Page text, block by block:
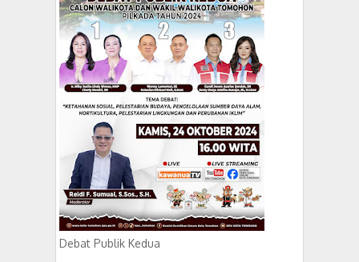
Debat Publik Kedua